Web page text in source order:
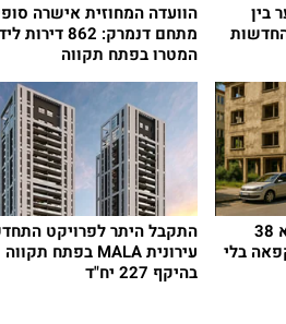
בין
הוועדה המחוזית אישרה
מתחם דנמרק: 862 דירות
המטרו בפתח תקווה
פתח תקווה מעכבת תמ״א 38
בלי
התקבל היתר לפרויקט
עירונית MALA בפתח תקווה
בהיקף 227 יח"ד